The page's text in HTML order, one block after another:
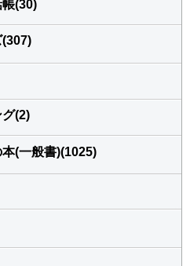
(30)
(2)
(一般書)(1025)